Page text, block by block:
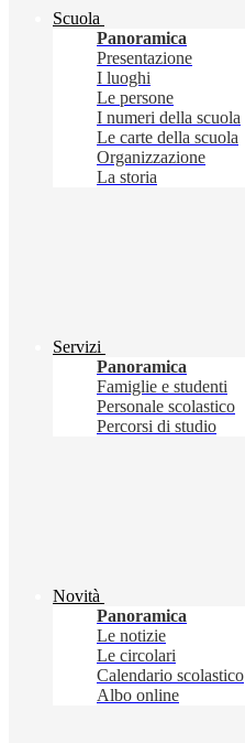
Scuola
Panoramica
Presentazione
I luoghi
Le persone
I numeri della scuola
Le carte della scuola
Organizzazione
La storia
Servizi
Panoramica
Famiglie e studenti
Personale scolastico
Percorsi di studio
Novità
Panoramica
Le notizie
Le circolari
Calendario scolastico
Albo online